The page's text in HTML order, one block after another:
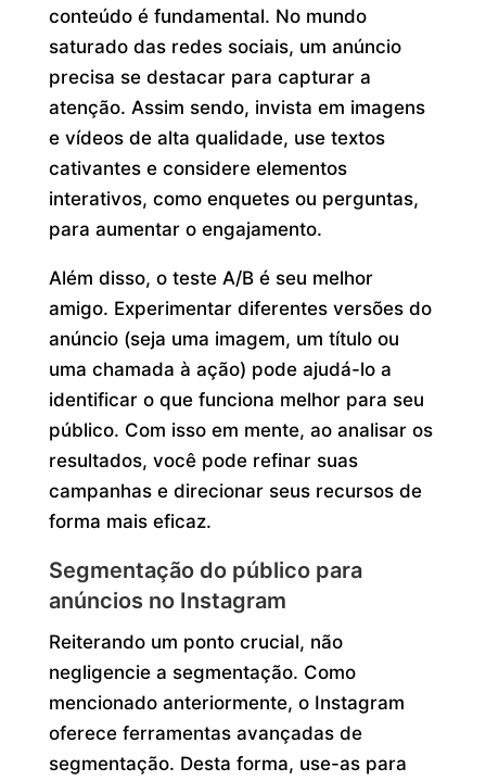
conteúdo é fundamental. No mundo
saturado das redes sociais, um anúncio
precisa se destacar para capturar a
atenção. Assim sendo, invista em imagens
e vídeos de alta qualidade, use textos
cativantes e considere elementos
interativos, como enquetes ou perguntas,
para aumentar o engajamento.
Além disso, o teste A/B é seu melhor
amigo. Experimentar diferentes versões do
anúncio (seja uma imagem, um título ou
uma chamada à ação) pode ajudá-lo a
identificar o que funciona melhor para seu
público. Com isso em mente, ao analisar os
resultados, você pode refinar suas
campanhas e direcionar seus recursos de
forma mais eficaz.
Segmentação do público para
anúncios no Instagram
Reiterando um ponto crucial, não
negligencie a segmentação. Como
mencionado anteriormente, o Instagram
oferece ferramentas avançadas de
segmentação. Desta forma, use-as para